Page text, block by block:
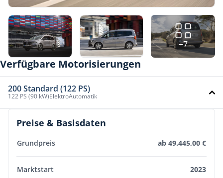
+7
Verfügbare Motorisierungen
200 Standard (122 PS)
122 PS (90 kW)ElektroAutomatik
Preise & Basisdaten
Grundpreis ab 49.445,00 €
Marktstart 2023